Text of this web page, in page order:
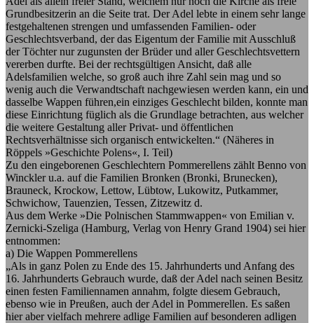
Grundbesitzerin an die Seite trat. Der Adel lebte in einem sehr lange
festgehaltenen strengen und umfassenden Familien- oder
Geschlechtsverband, der das Eigentum der Familie mit Ausschluß
der Töchter nur zugunsten der Brüder und aller Geschlechtsvettern
vererben durfte. Bei der rechtsgültigen Ansicht, daß alle
Adelsfamilien welche, so groß auch ihre Zahl sein mag und so
wenig auch die Verwandtschaft nachgewiesen werden kann, ein und
dasselbe Wappen führen,ein einziges Geschlecht bilden, konnte man
diese Einrichtung füglich als die Grundlage betrachten, aus welcher
die weitere Gestaltung aller Privat- und öffentlichen
Rechtsverhältnisse sich organisch entwickelten.“ (Näheres in
Röppels »Geschichte Polens«, I. Teil)
Zu den eingeborenen Geschlechtern Pommerellens zählt Benno von
Winckler u.a. auf die Familien Bronken (Bronki, Brunecken),
Brauneck, Krockow, Lettow, Lübtow, Lukowitz, Putkammer,
Schwichow, Tauenzien, Tessen, Zitzewitz d.
Aus dem Werke »Die Polnischen Stammwappen« von Emilian v.
Zernicki-Szeliga (Hamburg, Verlag von Henry Grand 1904) sei hier
entnommen:
a) Die Wappen Pommerellens
„Als in ganz Polen zu Ende des 15. Jahrhunderts und Anfang des
16. Jahrhunderts Gebrauch wurde, daß der Adel nach seinen Besitz
einen festen Familiennamen annahm, folgte diesem Gebrauch,
ebenso wie in Preußen, auch der Adel in Pommerellen. Es saßen
hier aber vielfach mehrere adlige Familien auf besonderen adligen